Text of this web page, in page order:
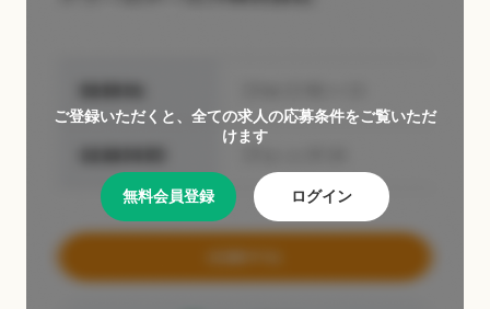
ご登録いただくと、全ての求人の応募条件をご覧いただ
けます
無料会員登録 ログイン